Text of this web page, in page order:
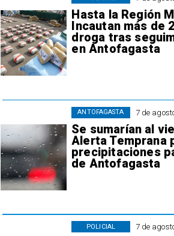
Hasta la Región
Incautan más de
droga tras
en Antofagasta
7 de
Se sumarían al
Alerta Temprana
precipitaciones
de Antofagasta
ANTOFAGASTA
7 de
POLICIAL